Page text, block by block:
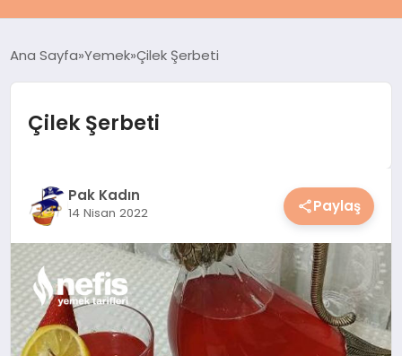
KADIN
SAĞLIK
SPOR & FITNESS
YAŞAM
YEMEK
Ana Sayfa Yemek Çilek Şerbeti
Çilek Şerbeti
Pak Kadın
14 Nisan 2022 Paylaş